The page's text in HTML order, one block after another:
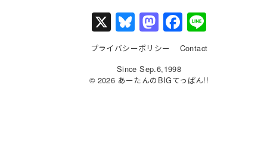
X Bl
u
e
s
M
a
st
o
F
a
c
e
プライバシーポリシー
Contact
Since Sep.6,1998
© 2026 あーたんのBIGてっぱん!!